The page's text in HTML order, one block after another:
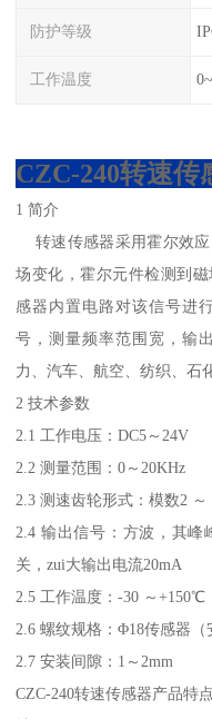
防护等级
工作温度
CZC-240转速传
1 简介
转速传感器采用霍尔效应
场变化，霍尔元件检测到
感器内置电路对该信号进
号，测量频率范围宽，输
力、汽车、航空、纺织、石
2 技术参数
2.1 工作电压：DC5～24V
2.2 测量范围：0～20KHz
2.3 测速齿轮形式：模数2 ～
2.4 输出信号：方波，其
关，zui大输出电流20mA
2.5 工作温度：-30 ～+150℃
2.6 螺纹规格：Φ18传感器
2.7 安装间隙：1～2mm
CZC-240转速传感器产品特点